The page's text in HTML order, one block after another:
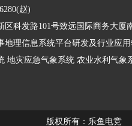
赵)
区科发路101号致远国际商务大厦
地理信息系统平台研发及行业应
地灾应急气象系统 农业水利气象
版权所有：乐鱼电竞